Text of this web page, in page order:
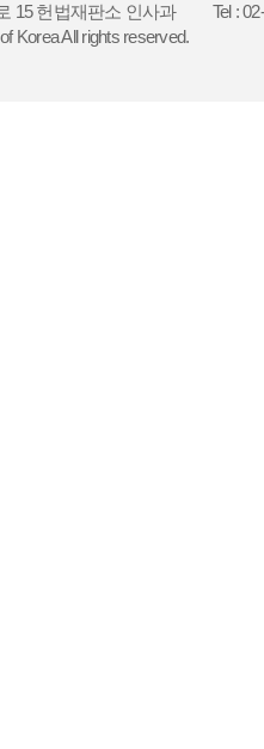
15 헌법재판소 인사과
Tel :
Korea All rights reserved.